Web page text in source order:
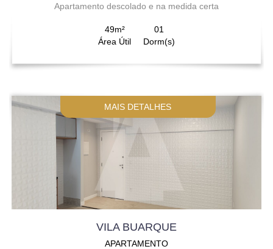
Apartamento descolado e na medida certa
49m²
Área Útil
01
Dorm(s)
MAIS DETALHES
VILA BUARQUE
APARTAMENTO